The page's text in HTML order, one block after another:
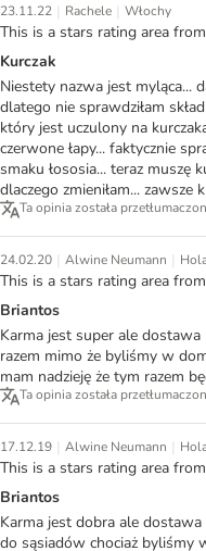
23.11.22 | Rachele | Włochy
This is a stars rating area
Kurczak
Niestety nazwa jest myląca...
dlatego nie sprawdziłam
który jest uczulony na
czerwone łapy... faktycznie
smaku łososia... teraz muszę
dlaczego zmieniłam... zawsze
Ta opinia została
24.02.20 | Alwine Neumann |
This is a stars rating area
Briantos
Karma jest super ale
razem mimo że byliśmy w
mam nadzieję że tym razem
Ta opinia została
17.12.19 | Alwine Neumann |
This is a stars rating area
Briantos
Karma jest dobra ale dostawa
do sąsiadów chociaż byliśmy